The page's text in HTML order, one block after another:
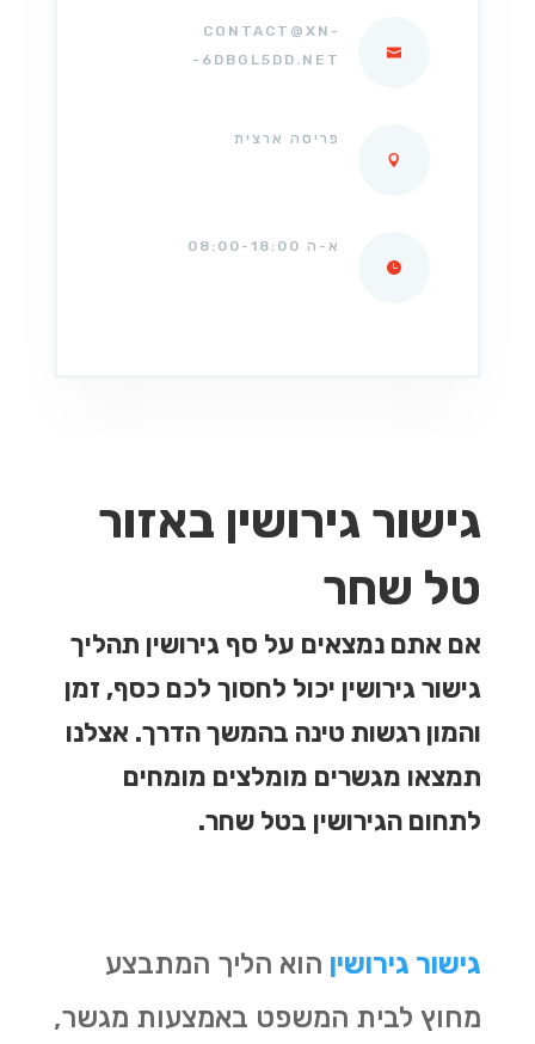
CONTACT@XN-
-6DBGL5DD.NET
פריסה ארצית
א-ה 08:00-18:00
גישור גירושין באזור
טל שחר
אם אתם נמצאים על סף גירושין תהליך
גישור גירושין יכול לחסוך לכם כסף, זמן
והמון רגשות טינה בהמשך הדרך. אצלנו
תמצאו מגשרים מומלצים מומחים
לתחום הגירושין בטל שחר.
גישור גירושין הוא הליך המתבצע
מחוץ לבית המשפט באמצעות מגשר,